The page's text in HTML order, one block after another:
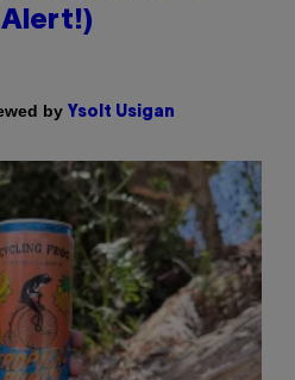
Alert!)
by Ysolt Usigan